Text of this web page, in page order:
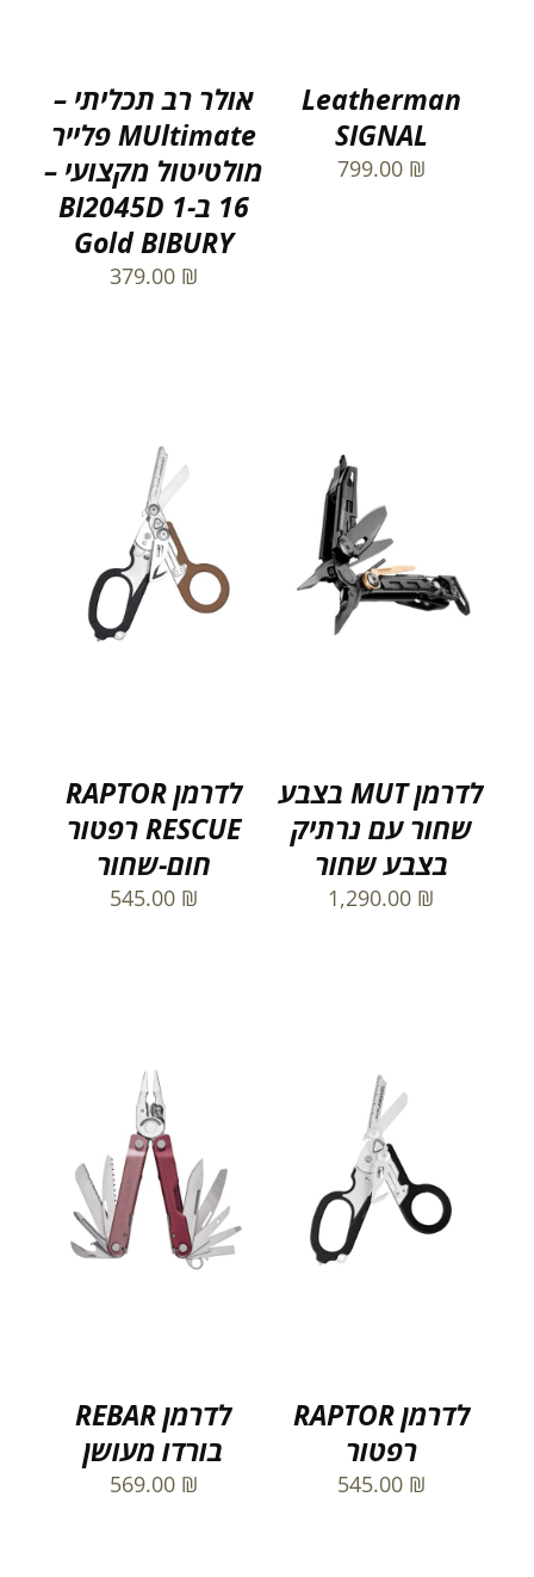
Leatherman
SIGNAL
799.00 ₪
אולר רב תכליתי –
MUltimate פלייר
מולטיטול מקצועי –
16 ב-1 BI2045D
Gold BIBURY
379.00 ₪
לדרמן MUT בצבע
שחור עם נרתיק
בצבע שחור
1,290.00 ₪
לדרמן RAPTOR
RESCUE רפטור
חום-שחור
545.00 ₪
לדרמן RAPTOR
רפטור
545.00 ₪
לדרמן REBAR
בורדו מעושן
569.00 ₪